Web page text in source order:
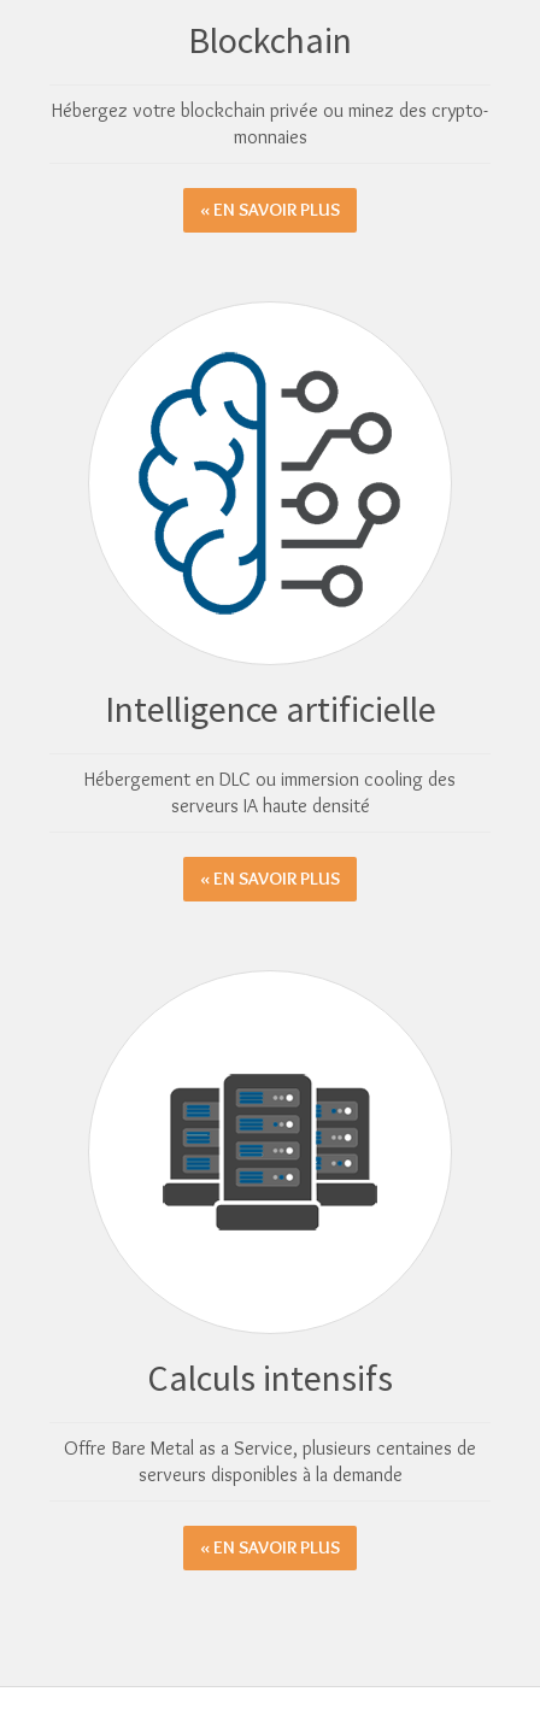
Blockchain
Hébergez votre blockchain privée ou minez des crypto-
monnaies
EN SAVOIR PLUS »
Intelligence artificielle
Hébergement en DLC ou immersion cooling des
serveurs IA haute densité
EN SAVOIR PLUS »
Calculs intensifs
Offre Bare Metal as a Service, plusieurs centaines de
serveurs disponibles à la demande
EN SAVOIR PLUS »